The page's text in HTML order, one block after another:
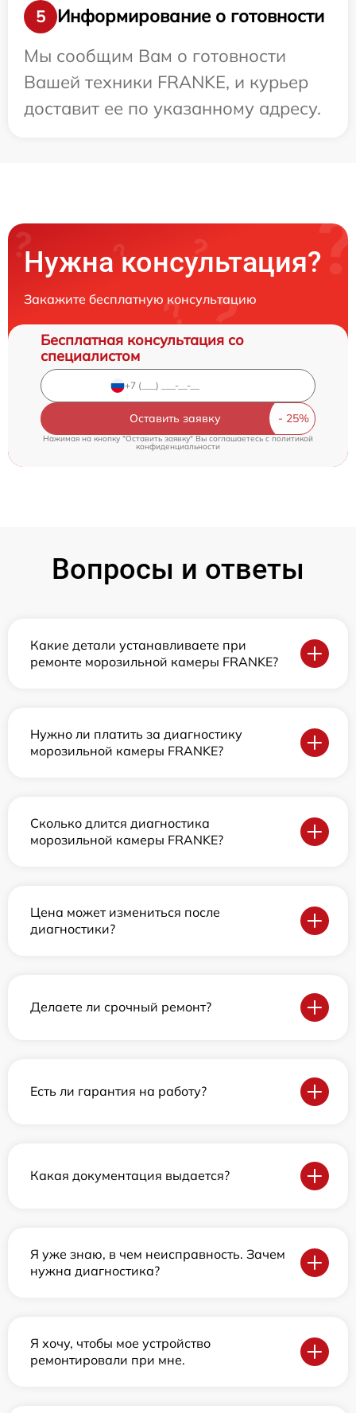
5
Информирование о готовности
Мы сообщим Вам о готовности
Вашей техники FRANKE, и курьер
доставит ее по указанному адресу.
Нужна консультация?
Закажите бесплатную консультацию
Бесплатная консультация со
специалистом
Оставить заявку
Нажимая на кнопку "Оставить заявку" Вы соглашаетесь cполитикой
конфиденциальности
Вопросы и ответы
Какие детали устанавливаете при
ремонте морозильной камеры FRANKE?
Нужно ли платить за диагностику
морозильной камеры FRANKE?
Сколько длится диагностика
морозильной камеры FRANKE?
Цена может измениться после
диагностики?
Делаете ли срочный ремонт?
Есть ли гарантия на работу?
Какая документация выдается?
Я уже знаю, в чем неисправность. Зачем
нужна диагностика?
Я хочу, чтобы мое устройство
ремонтировали при мне.